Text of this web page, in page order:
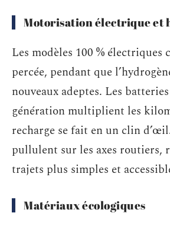
Motorisation électrique et
Les modèles 100 %
percée, pendant que
nouveaux adeptes. Les
génération multiplient les
recharge se fait en un clin
pullulent sur les axes routiers,
trajets plus simples et
Matériaux écologiques